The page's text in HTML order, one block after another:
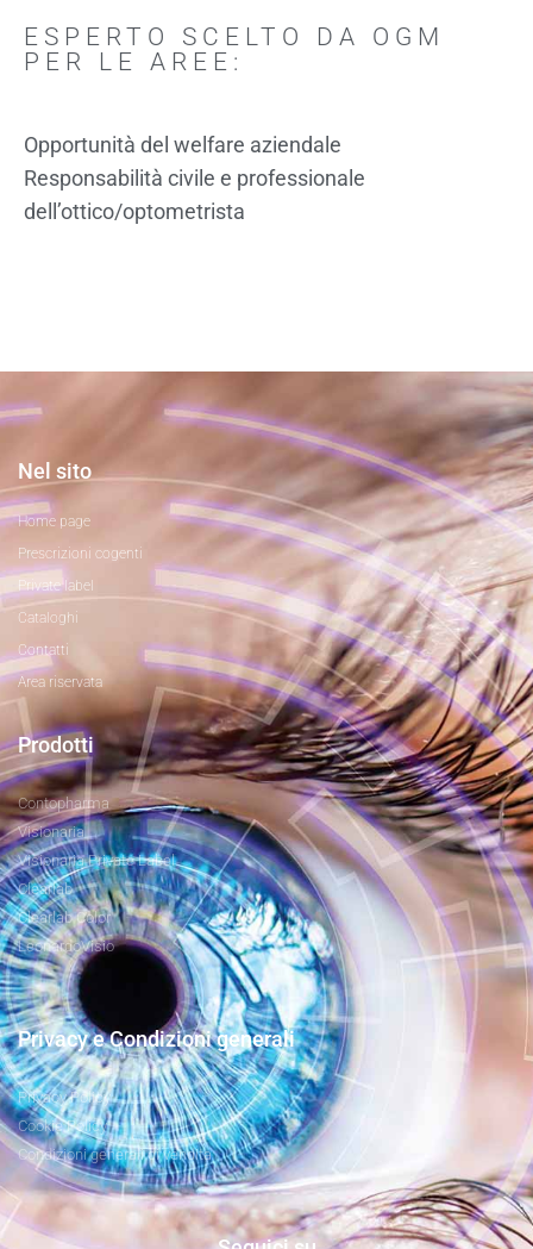
ESPERTO SCELTO DA OGM
PER LE AREE:
Opportunità del welfare aziendale
Responsabilità civile e professionale
dell’ottico/optometrista
Nel sito
Home page
Prescrizioni cogenti
Private label
Cataloghi
Contatti
Area riservata
Prodotti
Contopharma
Visionaria
Visionaria Private Label
Clearlab
Clearlab Color
LeonardoVisio
Privacy e Condizioni generali
Privacy Policy
Cookie Policy
Condizioni generali di vendita